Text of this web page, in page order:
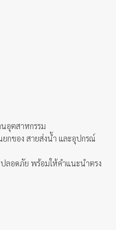
อุตสาหกรรม
กของ สายส่งน้ำ และอุปกรณ์
ลอดภัย พร้อมให้คำแนะนำตรง